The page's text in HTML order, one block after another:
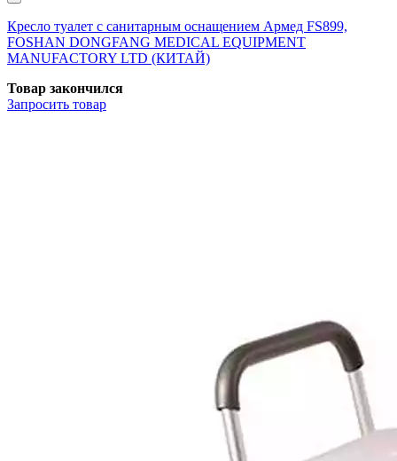
Кресло туалет с санитарным оснащением Армед FS899,
FOSHAN DONGFANG MEDICAL EQUIPMENT
MANUFACTORY LTD (КИТАЙ)
Товар закончился
Запросить товар